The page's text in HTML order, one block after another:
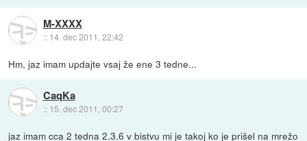
M-XXXX
:: 14. dec 2011, 22:42
Hm, jaz imam updajte vsaj že ene 3 tedne...
CaqKa
:: 15. dec 2011, 00:27
jaz imam cca 2 tedna 2.3.6 v bistvu mi je takoj ko je prišel na mrežo